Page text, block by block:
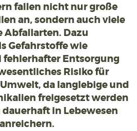
fallen nicht nur große
an, sondern auch viele
Dazu
Gefahrstoffe wie
fehlerhafter Entsorgung
Risiko für
da langlebige und
freigesetzt werden
in Lebewesen